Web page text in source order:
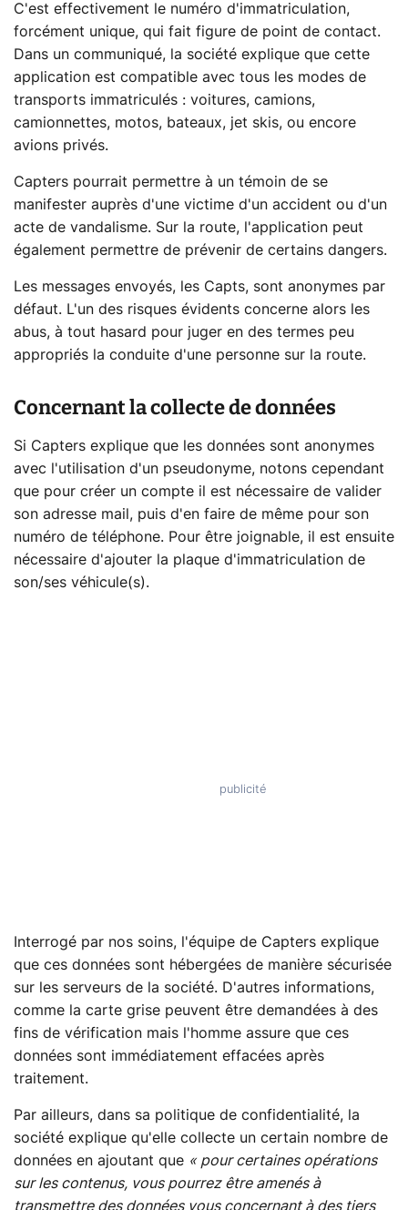
C'est effectivement le numéro d'immatriculation,
forcément unique, qui fait figure de point de contact.
Dans un communiqué, la société explique que cette
application est compatible avec tous les modes de
transports immatriculés : voitures, camions,
camionnettes, motos, bateaux, jet skis, ou encore
avions privés.
Capters pourrait permettre à un témoin de se
manifester auprès d'une victime d'un accident ou d'un
acte de vandalisme. Sur la route, l'application peut
également permettre de prévenir de certains dangers.
Les messages envoyés, les Capts, sont anonymes par
défaut. L'un des risques évidents concerne alors les
abus, à tout hasard pour juger en des termes peu
appropriés la conduite d'une personne sur la route.
Concernant la collecte de données
Si Capters explique que les données sont anonymes
avec l'utilisation d'un pseudonyme, notons cependant
que pour créer un compte il est nécessaire de valider
son adresse mail, puis d'en faire de même pour son
numéro de téléphone. Pour être joignable, il est ensuite
nécessaire d'ajouter la plaque d'immatriculation de
son/ses véhicule(s).
Interrogé par nos soins, l'équipe de Capters explique
que ces données sont hébergées de manière sécurisée
sur les serveurs de la société. D'autres informations,
comme la carte grise peuvent être demandées à des
fins de vérification mais l'homme assure que ces
données sont immédiatement effacées après
traitement.
Par ailleurs, dans sa politique de confidentialité, la
société explique qu'elle collecte un certain nombre de
données en ajoutant que « pour certaines opérations
sur les contenus, vous pourrez être amenés à
transmettre des données vous concernant à des tiers